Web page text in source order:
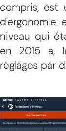
compris, est
d'ergonomie
niveau qui
en 2015 a,
réglages par